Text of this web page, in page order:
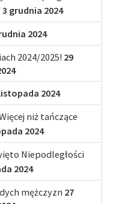
3 grudnia 2024
2024
2024/2025! 29
2024
niż tańczące
2024
Niepodległości
2024
mężczyzn 27